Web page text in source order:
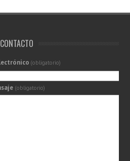
CONTACTO
(obligatorio)
(obligatorio)